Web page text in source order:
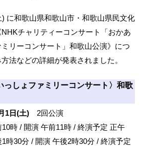
に和歌山県和歌山市・和歌山県民文化
チャリティーコンサート「おかあ
リーコンサート」和歌山公演》につ
法などの詳細が発表されました。
っしょファミリーコンサート〉和歌
1日(土) 2回公演
10時 / 開演 午前11時 / 終演予定 正午
1時30分 / 開演 午後2時30分 / 終演予定